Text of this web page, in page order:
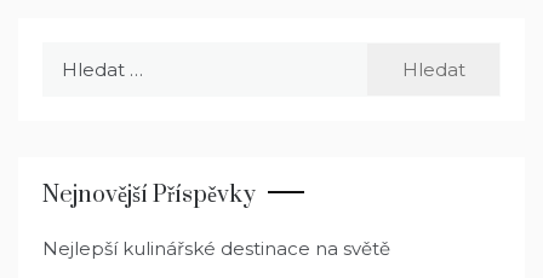
Nejnovější Příspěvky
Nejlepší kulinářské destinace na světě